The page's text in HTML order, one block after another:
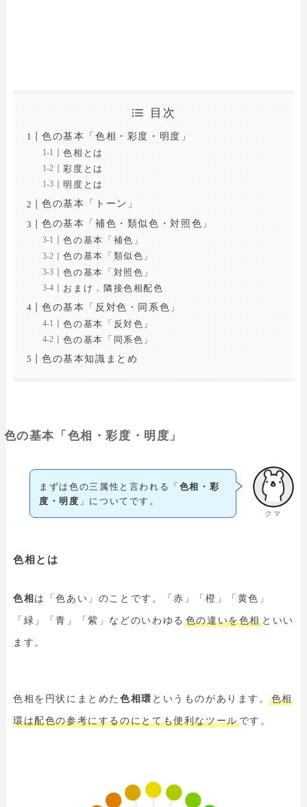
目次
色の基本「色相・彩度・明度」
色相とは
彩度とは
明度とは
色の基本「トーン」
色の基本「補色・類似色・対照色」
色の基本「補色」
色の基本「類似色」
色の基本「対照色」
おまけ．隣接色相配色
色の基本「反対色・同系色」
色の基本「反対色」
色の基本「同系色」
色の基本知識まとめ
色の基本「色相・彩度・明度」
クマ
まずは色の三属性と言われる「 色相・彩
度・明度 」についてです。
色相とは
色相 は「色あい」のことです。「赤」「橙」「黄色」
「緑」「青」「紫」などのいわゆる 色の違いを色相 といい
ます。
色相を円状にまとめた色相環 というものがあります。 色相
環は配色の参考にするのにとても便利なツールです。